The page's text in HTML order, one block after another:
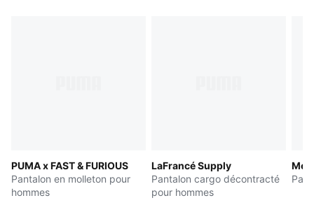
PUMA x FAST & FURIOUS
Pantalon en molleton pour
hommes
LaFrancé Supply
Pantalon cargo décontracté
pour hommes